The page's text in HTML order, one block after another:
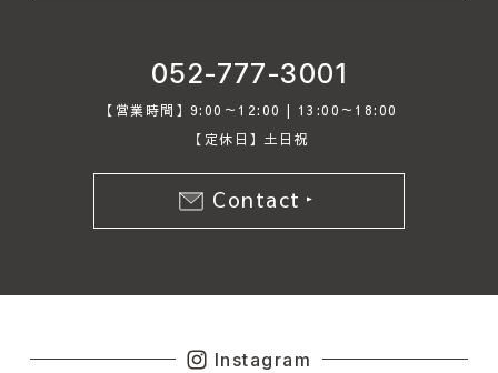
052-777-3001
【営業時間】9:00～12:00 | 13:00～18:00
【定休日】土日祝
Contact
Instagram